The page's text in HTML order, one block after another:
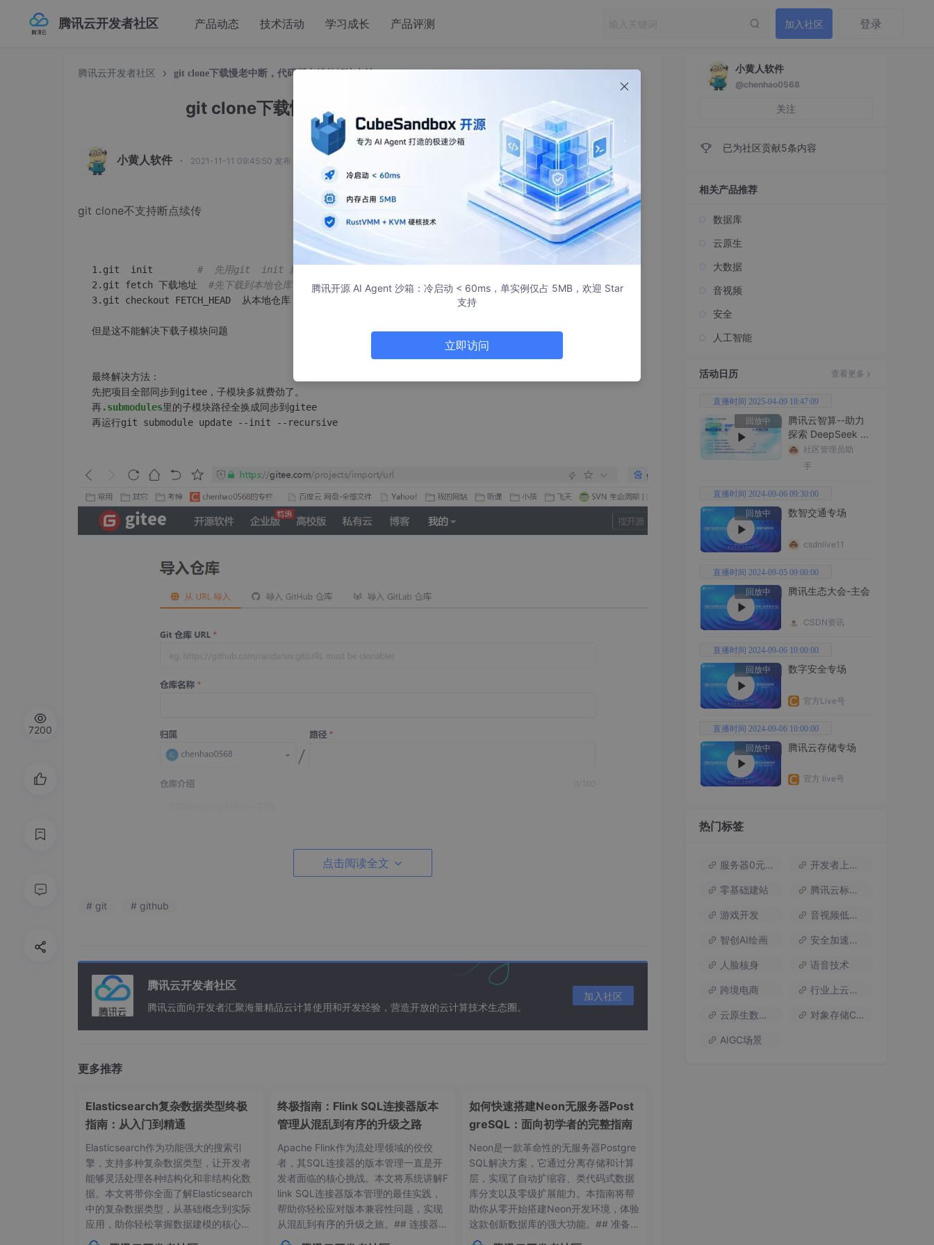
腾讯云开发者社区 产品动态 技术活动 学习成长 产品评测 加入社区 登录
腾讯云开发者社区 git clone下载慢老中断，代码断点续传解决办法
git clone下载慢老中断，代码断点续传解决办法
小黄人软件 · 2021-11-11 09:45:50 发布
git clone不支持断点续传
1.git  init #  先用git  init 新建一个新仓库
2.git fetch 下载地址 #先下载到本地仓库，不断更新，断了就再运行
3.git checkout FETCH_HEAD  从本地仓库，下载当前目录
但是这不能解决下载子模块问题
最终解决方法：
先把项目全部同步到gitee，子模块多就费劲了。
再.submodules里的子模块路径全换成同步到gitee
再运行git submodule update
--init --recursive
点击阅读全文
# git # github
腾讯云开发者社区
腾讯云面向开发者汇聚海量精品云计算使用和开发经验，营造开放的云计算技术生态圈。
加入社区
更多推荐
Elasticsearch复杂数据类型终极
指南：从入门到精通
Elasticsearch作为功能强大的搜索引
擎，支持多种复杂数据类型，让开发者
能够灵活处理各种结构化和非结构化数
据。本文将带你全面了解Elasticsearch
中的复杂数据类型，从基础概念到实际
应用，助你轻松掌握数据建模的核心技
巧。## 内部对象：构建层级化数据结构
终极指南：Flink SQL连接器版本
管理从混乱到有序的升级之路
Apache Flink作为流处理领域的佼佼
者，其SQL连接器的版本管理一直是开
发者面临的核心挑战。本文将系统讲解F
link SQL连接器版本管理的最佳实践，
帮助你轻松应对版本兼容性问题，实现
从混乱到有序的升级之旅。## 连接器版
本管理的常见痛点 😫在Flink应用开发
如何快速搭建Neon无服务器Post
greSQL：面向初学者的完整指南
Neon是一款革命性的无服务器Postgre
SQL解决方案，它通过分离存储和计算
层，实现了自动扩缩容、类代码式数据
库分支以及零级扩展能力。本指南将帮
助你从零开始搭建Neon开发环境，体验
这款创新数据库的强大功能。## 准备工
作：环境要求与依赖项在开始搭建Neon
7200
小黄人软件
@chenhao0568
关注
已为社区贡献5条内容
相关产品推荐
数据库
云原生
大数据
音视频
安全
人工智能
活动日历 查看更多
直播时间 2025-04-09 18:47:09
回放中
腾讯云智算--助力
探索 DeepSeek 无
限边界社区管理员助
手
直播时间 2024-09-06 09:30:00
回放中
数智交通专场
csdnlive11
直播时间 2024-09-05 09:00:00
回放中
腾讯生态大会-主会
CSDN资讯
直播时间 2024-09-06 10:00:00
回放中
数字安全专场
官方Live号
直播时间 2024-09-06 10:00:00
回放中
腾讯云存储专场
官方 live号
热门标签
服务器0元试用 开发者上云包
零基础建站 腾讯云标杆案例
游戏开发 音视频低代码
智创AI绘画 安全加速流量
人脸核身 语音技术
跨境电商 行业上云方案
云原生数据库 对象存储COS
AIGC场景
腾讯开源 AI Agent 沙箱：冷启动 < 60ms，单实例仅占 5MB，欢迎 Star
支持
立即访问